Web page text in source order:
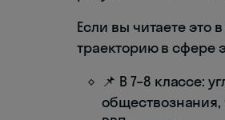
Если вы читаете это
траекторию в сфере
📌 В 7–8 классе:
обществознания,